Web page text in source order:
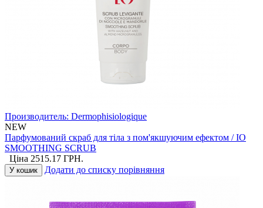
Производитель: Dermophisiologique
NEW
Парфумований скраб для тіла з пом'якшуючим ефектом / IO
SMOOTHING SCRUB
Ціна 2515.17 ГРН.
У кошик Додати до списку порівняння